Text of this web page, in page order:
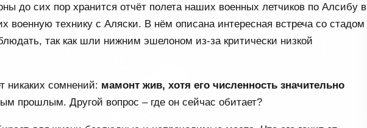
до сих пор хранится отчёт полета наших военных летчиков по Алсибу в
военную технику с Аляски. В нём описана интересная встреча со стадом
так как шли нижним эшелоном из-за критически низкой
никаких сомнений: мамонт жив, хотя его численность значительно
прошлым. Другой вопрос – где он сейчас обитает?